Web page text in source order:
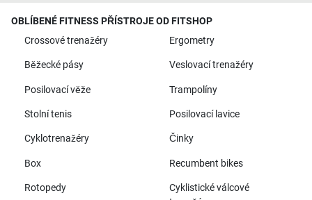
OBLÍBENÉ FITNESS PŘÍSTROJE OD FITSHOP
Crossové trenažéry
Ergometry
Běžecké pásy Veslovací trenažéry
Posilovací věže Trampolíny
Stolní tenis Posilovací lavice
Cyklotrenažéry Činky
Box Recumbent bikes
Rotopedy
Cyklistické válcové